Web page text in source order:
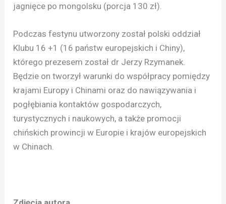
jagnięce po mongolsku (porcja 130 zł).
Podczas festynu utworzony został polski oddział
Klubu 16 +1 (16 państw europejskich i Chiny),
którego prezesem został dr Jerzy Rzymanek.
Będzie on tworzył warunki do współpracy pomiędzy
krajami Europy i Chinami oraz do nawiązywania i
pogłębiania kontaktów gospodarczych,
turystycznych i naukowych, a także promocji
chińskich prowincji w Europie i krajów europejskich
w Chinach.